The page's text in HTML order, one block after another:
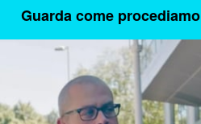
Guarda come procediamo